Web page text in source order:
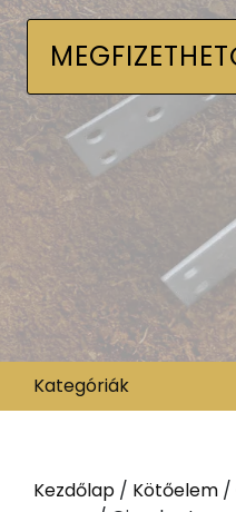
Kategóriák
Kezdőlap / Kötőelem /